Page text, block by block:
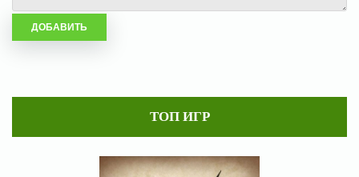
ТОП ИГР